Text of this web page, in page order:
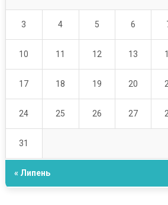
3 4 5 6
10 11 12 13
17 18 19 20
24 25 26 27
31
« Липень